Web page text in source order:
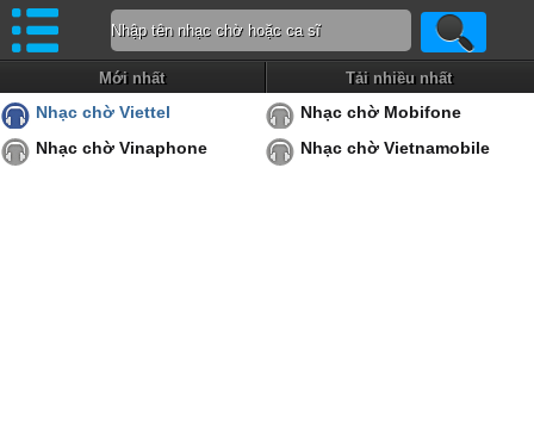
Mới nhất Tải nhiều nhất
Nhạc chờ Viettel
Nhạc chờ Mobifone
Nhạc chờ Vinaphone
Nhạc chờ Vietnamobile